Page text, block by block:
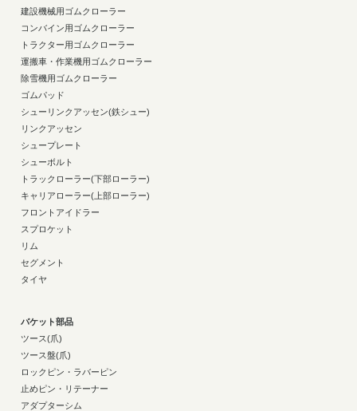
建設機械用ゴムクローラー
コンバイン用ゴムクローラー
トラクター用ゴムクローラー
運搬車・作業機用ゴムクローラー
除雪機用ゴムクローラー
ゴムパッド
シューリンクアッセン(鉄シュー)
リンクアッセン
シュープレート
シューボルト
トラックローラー(下部ローラー)
キャリアローラー(上部ローラー)
フロントアイドラー
スプロケット
リム
セグメント
タイヤ
バケット部品
ツース(爪)
ツース盤(爪)
ロックピン・ラバーピン
止めピン・リテーナー
アダプターシム